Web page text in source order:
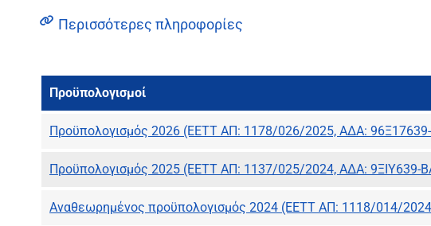
Περισσότερες πληροφορίες
Προϋπολογισμοί
Προϋπολογισμός 2026 (ΕΕΤΤ ΑΠ: 1178/026/2025, ΑΔΑ:
Προϋπολογισμός 2025 (ΕΕΤΤ ΑΠ: 1137/025/2024, ΑΔΑ: 9ΞΙΥ639-
Αναθεωρημένος προϋπολογισμός 2024 (ΕΕΤΤ ΑΠ: 1118/014/